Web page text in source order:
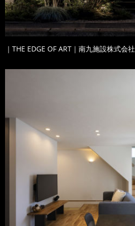
｜THE EDGE OF ART｜南九施設株式会社